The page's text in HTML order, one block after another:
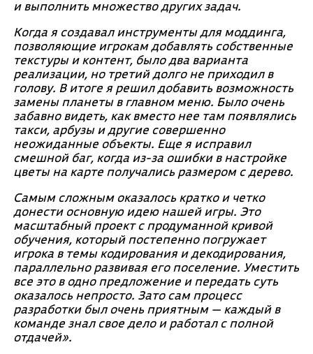
и выполнить множество других задач.
Когда я создавал инструменты для моддинга,
позволяющие игрокам добавлять собственные
текстуры и контент, было два варианта
реализации, но третий долго не приходил в
голову. В итоге я решил добавить возможность
замены планеты в главном меню. Было очень
забавно видеть, как вместо нее там появлялись
такси, арбузы и другие совершенно
неожиданные объекты. Еще я исправил
смешной баг, когда из-за ошибки в настройке
цветы на карте получались размером с дерево.
Самым сложным оказалось кратко и четко
донести основную идею нашей игры. Это
масштабный проект с продуманной кривой
обучения, который постепенно погружает
игрока в темы кодирования и декодирования,
параллельно развивая его поселение. Уместить
все это в одно предложение и передать суть
оказалось непросто. Зато сам процесс
разработки был очень приятным — каждый в
команде знал свое дело и работал с полной
отдачей».